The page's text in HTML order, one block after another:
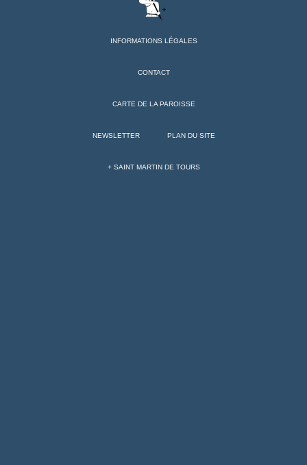
INFORMATIONS LÉGALES
CONTACT
CARTE DE LA PAROISSE
NEWSLETTER PLAN DU SITE
+ SAINT MARTIN DE TOURS